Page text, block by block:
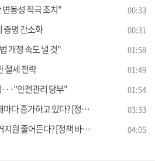
동성 적극 조치" 00:33
증명 간소화 00:31
개정 속도 낼 것" 01:58
절세 전략 01:49
안전관리 당부" 01:54
하고 있다? [정책 바로보기] 03:33
줄어든다? [정책 바로보기] 04:05